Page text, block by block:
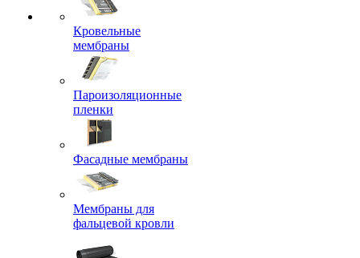
Кровельные
мембраны
Пароизоляционные
пленки
Фасадные мембраны
Мембраны для
фальцевой кровли